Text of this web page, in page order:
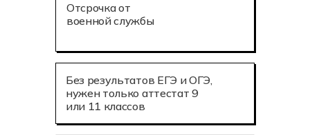
Отсрочка от
военной службы
Без результатов ЕГЭ и ОГЭ,
нужен только аттестат 9
или 11 классов